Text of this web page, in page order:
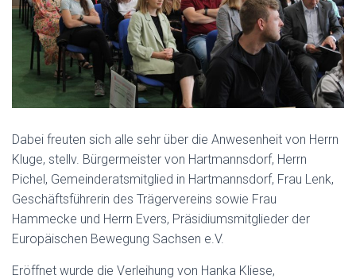
Dabei freuten sich alle sehr über die Anwesenheit von Herrn
Kluge, stellv. Bürgermeister von Hartmannsdorf, Herrn
Pichel, Gemeinderatsmitglied in Hartmannsdorf, Frau Lenk,
Geschäftsführerin des Trägervereins sowie Frau
Hammecke und Herrn Evers, Präsidiumsmitglieder der
Europäischen Bewegung Sachsen e.V.
Eröffnet wurde die Verleihung von Hanka Kliese,